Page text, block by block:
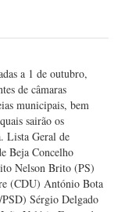
a 1 de outubro,
de câmaras
municipais, bem
sairão os
Lista Geral de
Beja Concelho
Nelson Brito (PS)
(CDU) António Bota
Sérgio Delgado